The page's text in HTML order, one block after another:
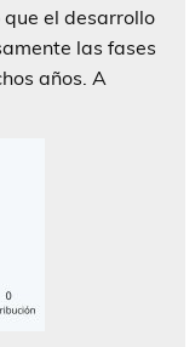
el desarrollo
las fases
años. A